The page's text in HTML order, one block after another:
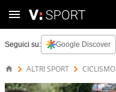
Seguici su: Google Discover
ALTRI SPORT CICLISMO